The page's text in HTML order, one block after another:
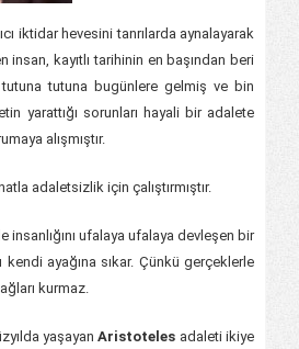
iktidar hevesini tanrılarda aynalayarak
insan, kayıtlı tarihinin en başından beri
tutuna bugünlere gelmiş ve bin
yarattığı sorunları hayali bir adalete
alışmıştır.
adaletsizlik için çalıştırmıştır.
insanlığını ufalaya ufalaya devleşen bir
ayağına sıkar. Çünkü gerçeklerle
kurmaz.
yaşayanAristoteles adaleti ikiye